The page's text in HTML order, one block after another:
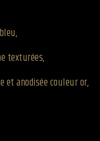
texturées,
et anodisée couleur or,